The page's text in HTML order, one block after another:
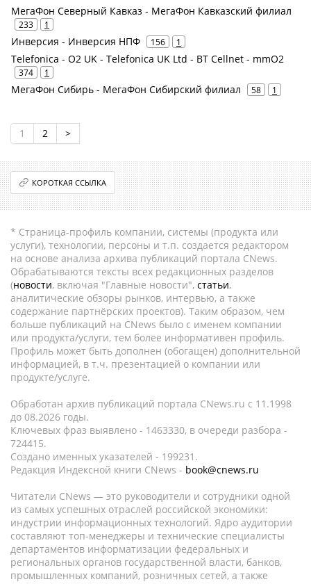
МегаФон Северный Кавказ - МегаФон Кавказский филиал
233 1
Инверсия - Инверсия НПФ 156 1
Telefonica - O2 UK - Telefonica UK Ltd - BT Cellnet - mmO2
374 1
МегаФон Сибирь - МегаФон Сибирский филиал 58 1
1 2 >
КОРОТКАЯ ССЫЛКА
* Страница-профиль компании, системы (продукта или
услуги), технологии, персоны и т.п. создается редактором
на основе анализа архива публикаций портала CNews.
Обрабатываются тексты всех редакционных разделов
(новости, включая "Главные новости", статьи,
аналитические обзоры рынков, интервью, а также
содержание партнёрских проектов). Таким образом, чем
больше публикаций на CNews было с именем компании
или продукта/услуги, тем более информативен профиль.
Профиль может быть дополнен (обогащен) дополнительной
информацией, в т.ч. презентацией о компании или
продукте/услуге.
Обработан архив публикаций портала CNews.ru c 11.1998
до 08.2026 годы.
Ключевых фраз выявлено - 1463330, в очереди разбора -
724415.
Создано именных указателей - 199231.
Редакция Индексной книги CNews - book@cnews.ru
Читатели CNews — это руководители и сотрудники одной
из самых успешных отраслей российской экономики:
индустрии информационных технологий. Ядро аудитории
составляют топ-менеджеры и технические специалисты
департаментов информатизации федеральных и
региональных органов государственной власти, банков,
промышленных компаний, розничных сетей, а также